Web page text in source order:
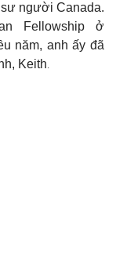
sư người Canada.
Fellowship ở
năm, anh ấy đã
Keith.